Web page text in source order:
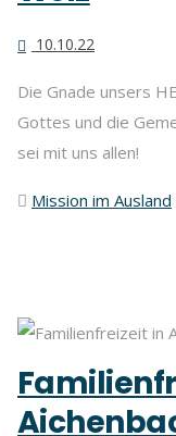
10.10.22
Die Gnade unsers
Gottes und die
sei mit uns allen!
Mission im Ausland